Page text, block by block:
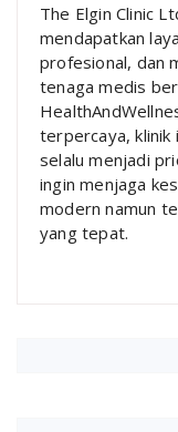
The Elgin Clinic
mendapatkan
profesional, dan
tenaga medis
terpercaya, klinik
selalu menjadi
ingin menjaga
modern namun
yang tepat.